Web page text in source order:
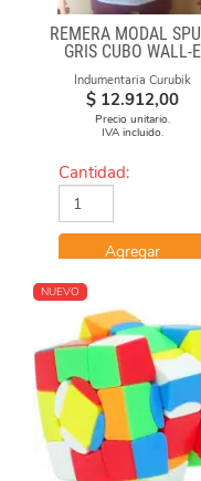
REMERA MODAL
GRIS CUBO WALL-E
Indumentaria Curubik
$ 12.912,00
Precio unitario.
IVA incluido.
Cantidad:
Agregar
NUEVO